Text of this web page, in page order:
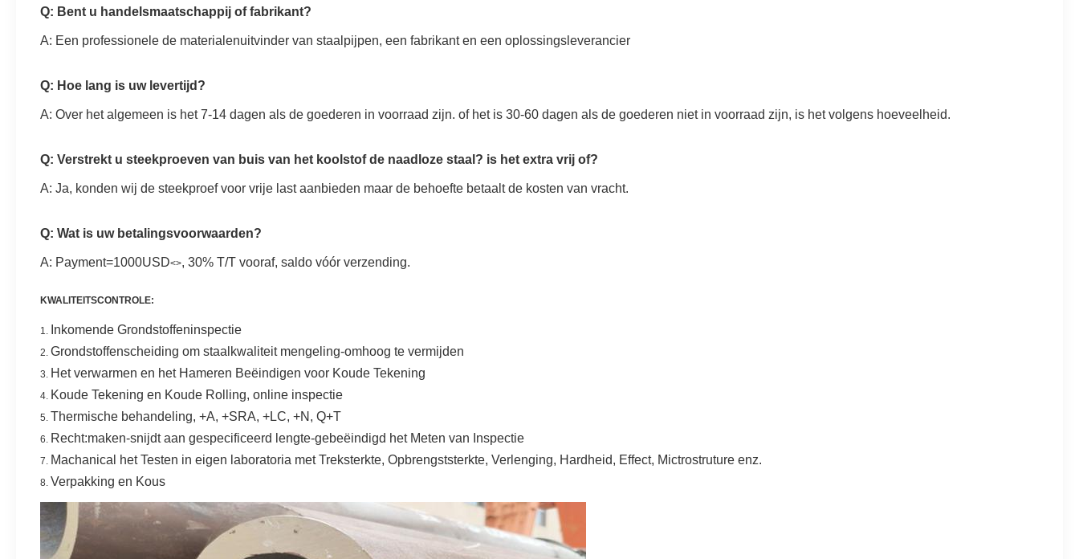
Q: Bent u handelsmaatschappij of fabrikant?
A: Een professionele de materialenuitvinder van staalpijpen, een fabrikant en een oplossingsleverancier
Q: Hoe lang is uw levertijd?
A: Over het algemeen is het 7-14 dagen als de goederen in voorraad zijn. of het is 30-60 dagen als de goederen niet in voorraad zijn, is het volgens hoeveelheid.
Q: Verstrekt u steekproeven van buis van het koolstof de naadloze staal? is het extra vrij of?
A: Ja, konden wij de steekproef voor vrije last aanbieden maar de behoefte betaalt de kosten van vracht.
Q: Wat is uw betalingsvoorwaarden?
A: Payment=1000USD<>, 30% T/T vooraf, saldo vóór verzending.
KWALITEITSCONTROLE:
1. Inkomende Grondstoffeninspectie
2. Grondstoffenscheiding om staalkwaliteit mengeling-omhoog te vermijden
3. Het verwarmen en het Hameren Beëindigen voor Koude Tekening
4. Koude Tekening en Koude Rolling, online inspectie
5. Thermische behandeling, +A, +SRA, +LC, +N, Q+T
6. Recht:maken-snijdt aan gespecificeerd lengte-gebeëindigd het Meten van Inspectie
7. Machanical het Testen in eigen laboratoria met Treksterkte, Opbrengststerkte, Verlenging, Hardheid, Effect, Mictrostruture enz.
8. Verpakking en Kous